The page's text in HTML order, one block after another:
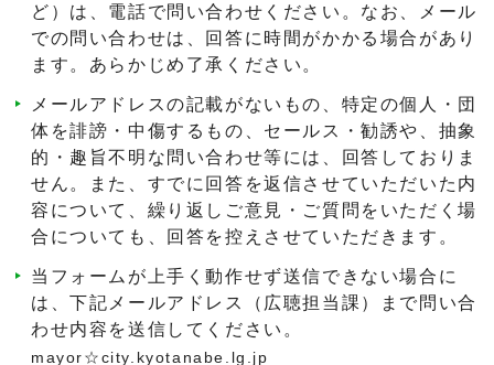
ど）は、電話で問い合わせください。なお、メール
での問い合わせは、回答に時間がかかる場合があり
ます。あらかじめ了承ください。
メールアドレスの記載がないもの、特定の個人・団
体を誹謗・中傷するもの、セールス・勧誘や、抽象
的・趣旨不明な問い合わせ等には、回答しておりま
せん。また、すでに回答を返信させていただいた内
容について、繰り返しご意見・ご質問をいただく場
合についても、回答を控えさせていただきます。
当フォームが上手く動作せず送信できない場合に
は、下記メールアドレス（広聴担当課）まで問い合
わせ内容を送信してください。
mayor☆city.kyotanabe.lg.jp